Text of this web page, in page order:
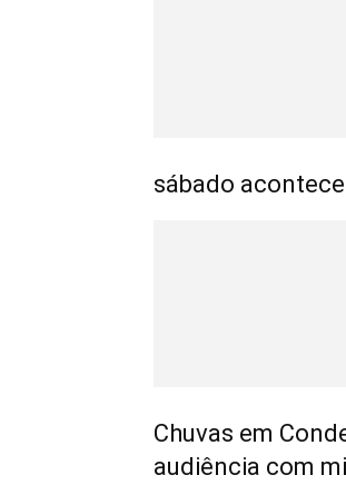
sábado
Chuvas em
audiência com